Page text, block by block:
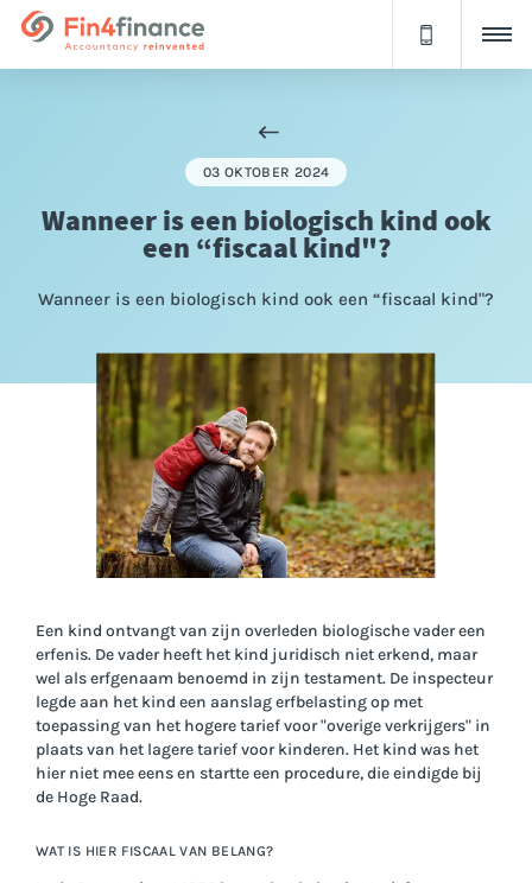
03 OKTOBER 2024
Wanneer is een biologisch kind ook
een “fiscaal kind"?
Wanneer is een biologisch kind ook een “fiscaal kind"?
Een kind ontvangt van zijn overleden biologische vader een
erfenis. De vader heeft het kind juridisch niet erkend, maar
wel als erfgenaam benoemd in zijn testament. De inspecteur
legde aan het kind een aanslag erfbelasting op met
toepassing van het hogere tarief voor "overige verkrijgers" in
plaats van het lagere tarief voor kinderen. Het kind was het
hier niet mee eens en startte een procedure, die eindigde bij
de Hoge Raad.
WAT IS HIER FISCAAL VAN BELANG?